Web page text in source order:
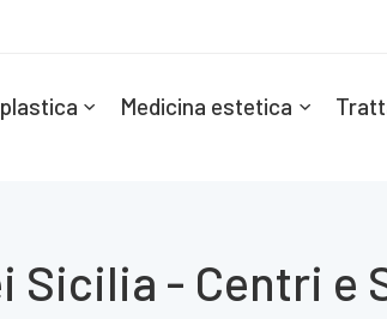
Medicina estetica
Sicilia - Centri e